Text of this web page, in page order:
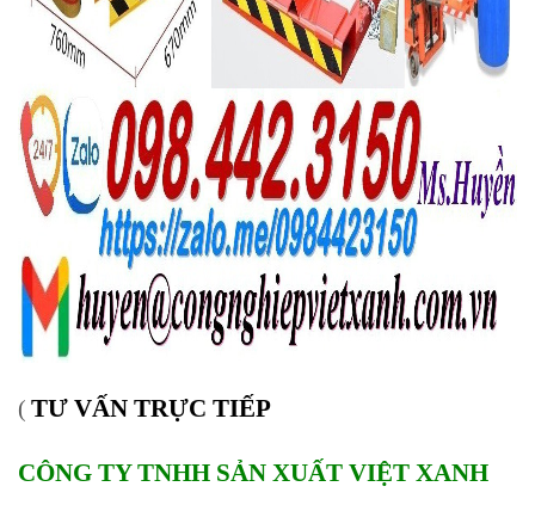
( TƯ VẤN TRỰC TIẾP
CÔNG TY TNHH SẢN XUẤT VIỆT XANH